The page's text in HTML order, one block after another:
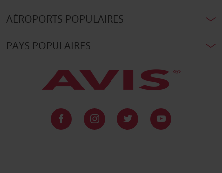
AÉROPORTS POPULAIRES
PAYS POPULAIRES